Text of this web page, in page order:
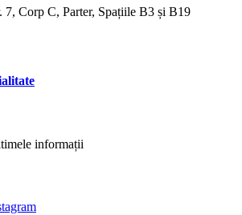
Corp C, Parter, Spațiile B3 și B19
informații